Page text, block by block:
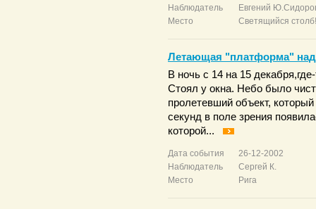
Наблюдатель
Евгений
Место
Светящийся столб!
Летающая "платформа"
В ночь с 14 на 15
Стоял у окна. Небо было
пролетевший объект,
секунд в поле зрения
которой...
Дата события
26-12-2002
Наблюдатель
Сергей К.
Место
Рига